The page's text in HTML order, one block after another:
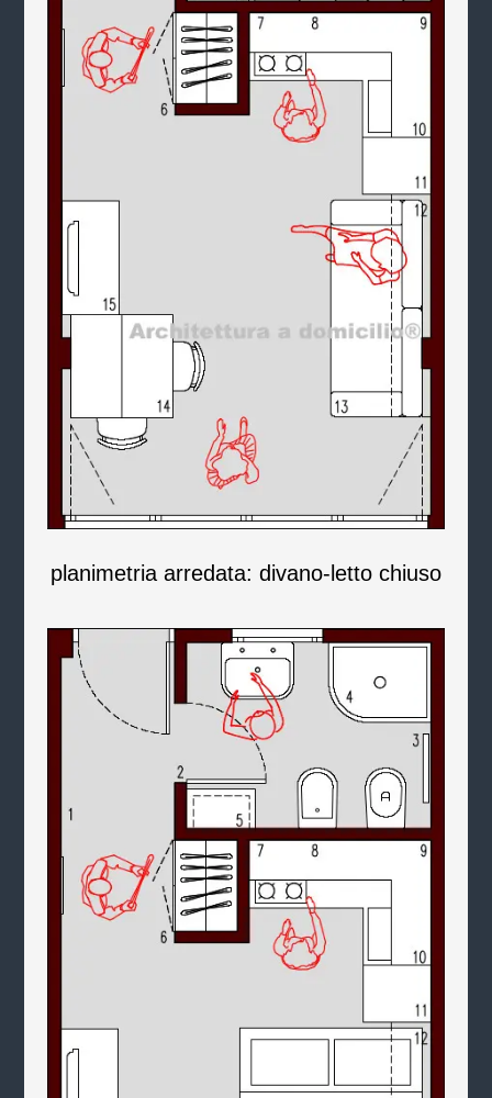
planimetria arredata: divano-letto chiuso